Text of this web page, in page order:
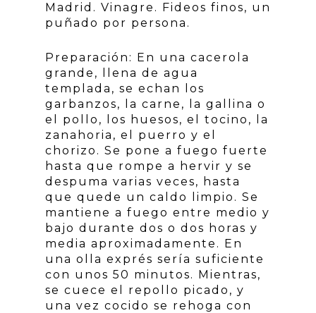
Madrid. Vinagre. Fideos finos, un
puñado por persona.
Preparación: En una cacerola
grande, llena de agua
templada, se echan los
garbanzos, la carne, la gallina o
el pollo, los huesos, el tocino, la
zanahoria, el puerro y el
chorizo. Se pone a fuego fuerte
hasta que rompe a hervir y se
despuma varias veces, hasta
que quede un caldo limpio. Se
mantiene a fuego entre medio y
bajo durante dos o dos horas y
media aproximadamente. En
una olla exprés sería suficiente
con unos 50 minutos. Mientras,
se cuece el repollo picado, y
una vez cocido se rehoga con